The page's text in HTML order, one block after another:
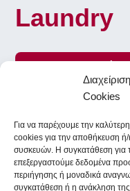
Cookies
Για να παρέχουμε την
cookies για την αποθήκευση
συσκευών. Η συγκατάθεση για
επεξεργαστούμε δεδομένα
περιήγησης ή μοναδικά
συγκατάθεση ή η ανάκληση
Laundry
Γίνε
To Ithaca